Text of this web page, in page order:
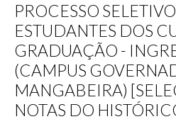
PROCESSO
ESTUDANTES DOS
GRADUAÇÃO -
(CAMPUS
MANGABEIRA)
NOTAS DO